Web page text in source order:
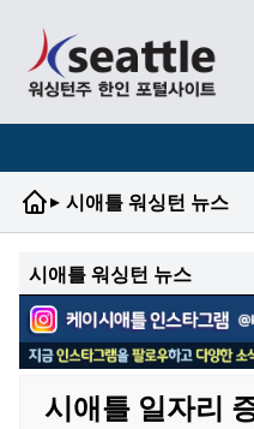
▸ 시애틀 워싱턴 뉴스
시애틀 워싱턴 뉴스
시애틀 일자리